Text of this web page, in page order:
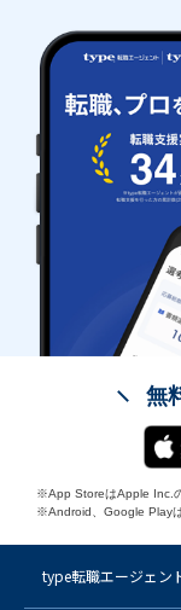
無
※App StoreはApple Inc.
※Android、Google Play
type転職エージェン